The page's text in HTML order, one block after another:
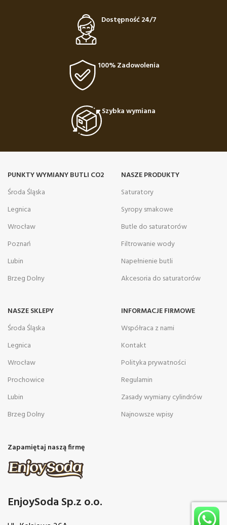
Dostępność 24/7
100% Zadowolenia
Szybka wymiana
PUNKTY WYMIANY BUTLI CO2
Środa Śląska
Legnica
Wrocław
Poznań
Lubin
Brzeg Dolny
NASZE PRODUKTY
Saturatory
Syropy smakowe
Butle do saturatorów
Filtrowanie wody
Napełnienie butli
Akcesoria do saturatorów
NASZE SKLEPY
Środa Śląska
Legnica
Wrocław
Prochowice
Lubin
Brzeg Dolny
INFORMACJE FIRMOWE
Współraca z nami
Kontakt
Polityka prywatności
Regulamin
Zasady wymiany cylindrów
Najnowsze wpisy
Zapamiętaj naszą firmę
EnjoySoda Sp.z o.o.